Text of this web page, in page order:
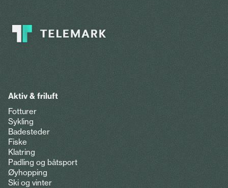
Aktiv & friluft
Fotturer
Sykling
Badesteder
Fiske
Klatring
Padling og båtsport
Øyhopping
Ski og vinter